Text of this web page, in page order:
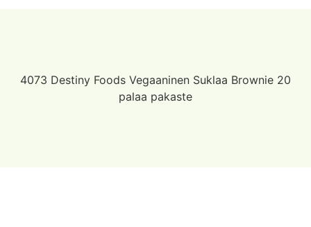
4073 Destiny Foods Vegaaninen Suklaa Brownie 20
palaa pakaste